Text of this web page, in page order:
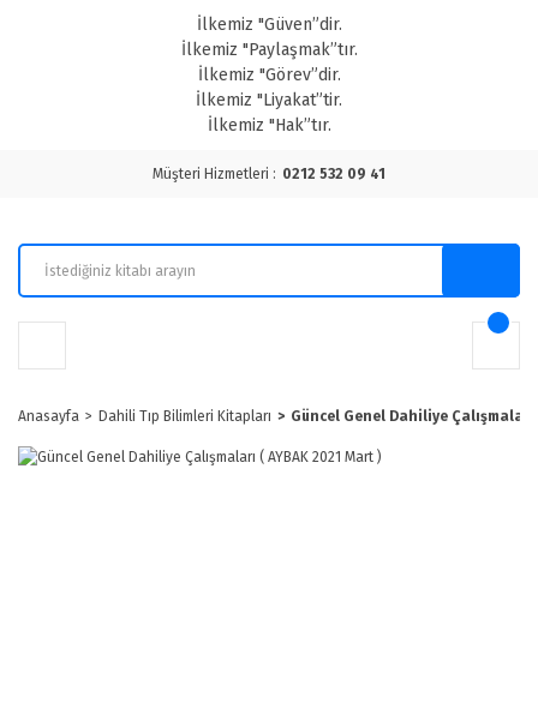
İlkemiz "Güven”dir.
İlkemiz "Paylaşmak”tır.
İlkemiz "Görev”dir.
İlkemiz "Liyakat”tir.
İlkemiz "Hak”tır.
Müşteri Hizmetleri : 0212 532 09 41
Anasayfa Dahili Tıp Bilimleri Kitapları Güncel Genel Dahiliye Çalışmaları